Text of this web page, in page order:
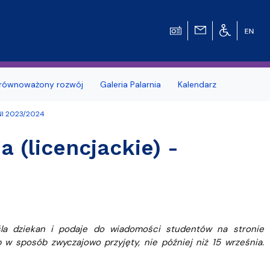
Zagraniczna wymiana studencka - umowy
dwustronne
Kursy e-learningowe języka angielskiego
rozwój Galeria Palarnia Kalendarz
2023/2024
(licencjackie) -
dziekan i podaje do wiadomości studentów na stronie
sposób zwyczajowo przyjęty, nie później niż 15 września.